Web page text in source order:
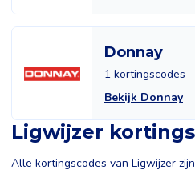
Donnay
1 kortingscodes
Bekijk Donnay
Ligwijzer
Alle kortingscodes van Ligwijzer